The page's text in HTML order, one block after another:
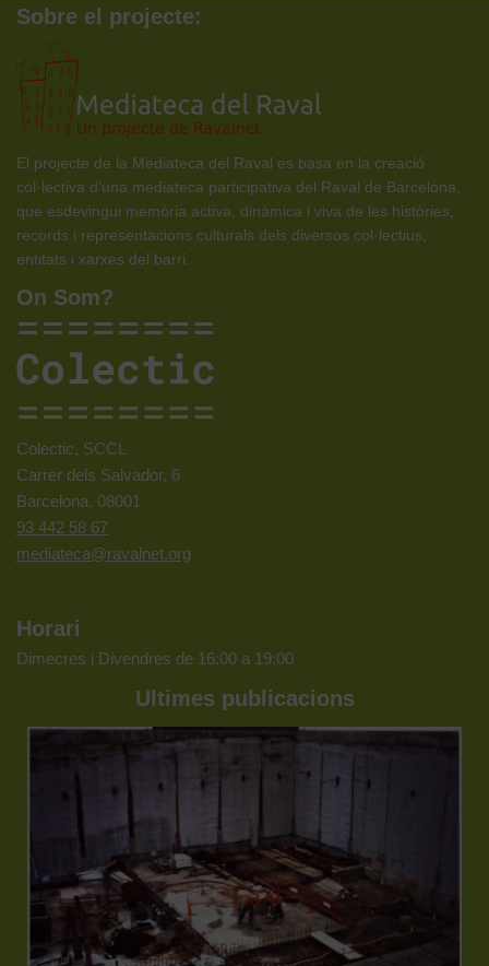
Sobre el projecte:
El projecte de la Mediateca del Raval es basa en la creació
col·lectiva d’una mediateca participativa del Raval de Barcelona,
que esdevingui memòria activa, dinàmica i viva de les històries,
records i representacions culturals dels diversos col·lectius,
entitats i xarxes del barri.
On Som?
Colectic, SCCL
Carrer dels Salvador, 6
Barcelona, 08001
93 442 58 67
mediateca@ravalnet.org
Horari
Dimecres i Divendres de 16:00 a 19:00
Ultimes publicacions